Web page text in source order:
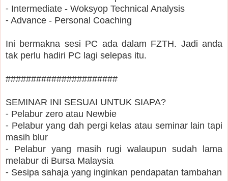
⁃ Intermediate - Woksyop Technical Analysis
⁃ Advance - Personal Coaching
Ini bermakna sesi PC ada dalam FZTH. Jadi anda
tak perlu hadiri PC lagi selepas itu.
######################
SEMINAR INI SESUAI UNTUK SIAPA?
⁃ Pelabur zero atau Newbie
⁃ Pelabur yang dah pergi kelas atau seminar lain tapi
masih blur
⁃ Pelabur yang masih rugi walaupun sudah lama
melabur di Bursa Malaysia
⁃ Sesipa sahaja yang inginkan pendapatan tambahan